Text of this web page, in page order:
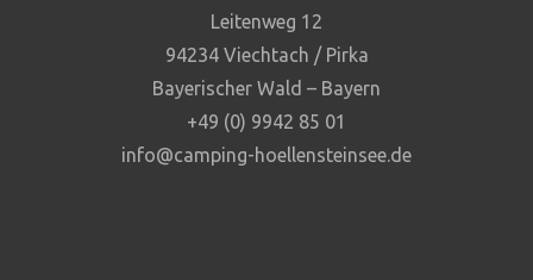
Leitenweg 12
94234 Viechtach / Pirka
Bayerischer Wald – Bayern
+49 (0) 9942 85 01
info@camping-hoellensteinsee.de